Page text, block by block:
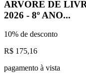
ARVORE DE
2026 - 8º ANO...
10% de desconto
R$ 175,16
pagamento à vista